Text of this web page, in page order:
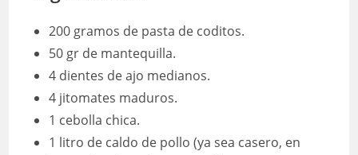
200 gramos de pasta de coditos.
50 gr de mantequilla.
4 dientes de ajo medianos.
4 jitomates maduros.
1 cebolla chica.
1 litro de caldo de pollo (ya sea casero, en